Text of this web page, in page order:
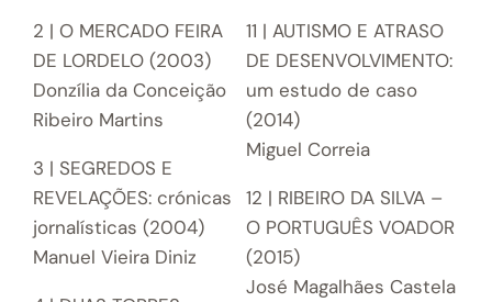
2 | O MERCADO FEIRA
DE LORDELO (2003)
Donzília da Conceição
Ribeiro Martins
3 | SEGREDOS E
REVELAÇÕES: crónicas
jornalísticas (2004)
Manuel Vieira Diniz
11 | AUTISMO E ATRASO
DE DESENVOLVIMENTO:
um estudo de caso
(2014)
Miguel Correia
12 | RIBEIRO DA SILVA –
O PORTUGUÊS VOADOR
(2015)
José Magalhães Castela